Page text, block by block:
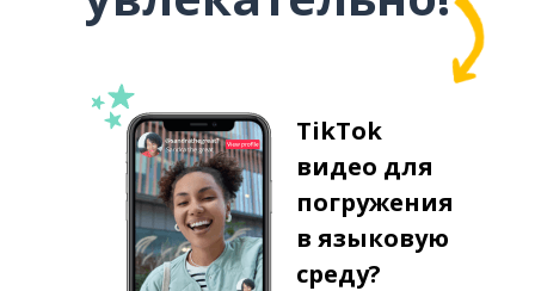
TikTok
видео для
погружения
в языковую
среду?